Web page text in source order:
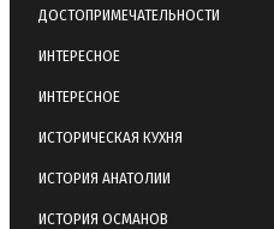
ДОСТОПРИМЕЧАТЕЛЬНОСТИ
ИНТЕРЕСНОЕ
ИНТЕРЕСНОЕ
ИСТОРИЧЕСКАЯ КУХНЯ
ИСТОРИЯ АНАТОЛИИ
ИСТОРИЯ ОСМАНОВ